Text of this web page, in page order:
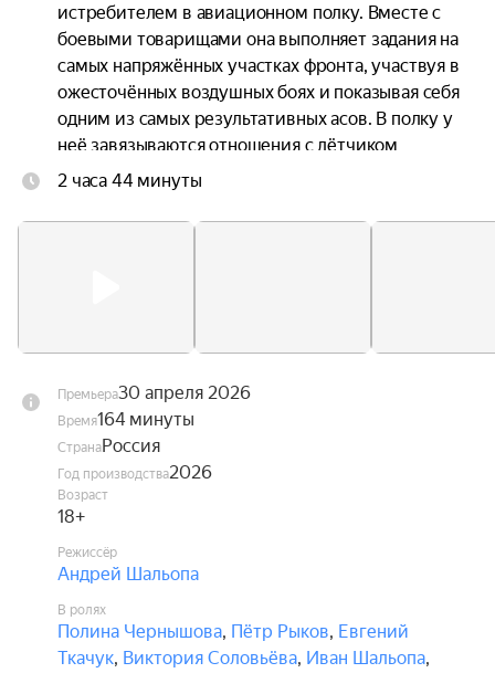
истребителем в авиационном полку. Вместе с
боевыми товарищами она выполняет задания на
самых напряжённых участках фронта, участвуя в
ожесточённых воздушных боях и показывая себя
одним из самых результативных асов. В полку у
неё завязываются отношения с лётчиком
Алексеем Соломатиным. Её боевые победы,
твёрдый характер, который навсегда вписывает
2 часа 44 минуты
Премьера30 апреля 2026
Время164 минуты
СтранаРоссия
Год производства2026
Возраст
18+
Режиссёр
Андрей Шальопа
В ролях
Полина Чернышова, Пётр Рыков, Евгений
Ткачук, Виктория Соловьёва, Иван Шальопа,